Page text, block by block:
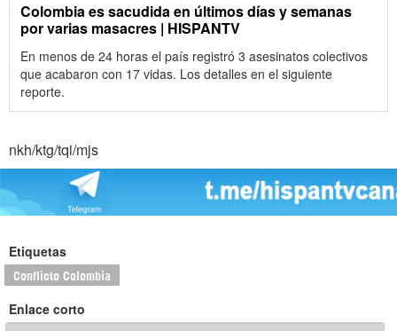
Colombia es sacudida en últimos días y semanas
por varias masacres | HISPANTV
En menos de 24 horas el país registró 3 asesinatos colectivos
que acabaron con 17 vidas. Los detalles en el siguiente
reporte.
nkh/ktg/tqi/mjs
Etiquetas
Conflicto Colombia
Enlace corto